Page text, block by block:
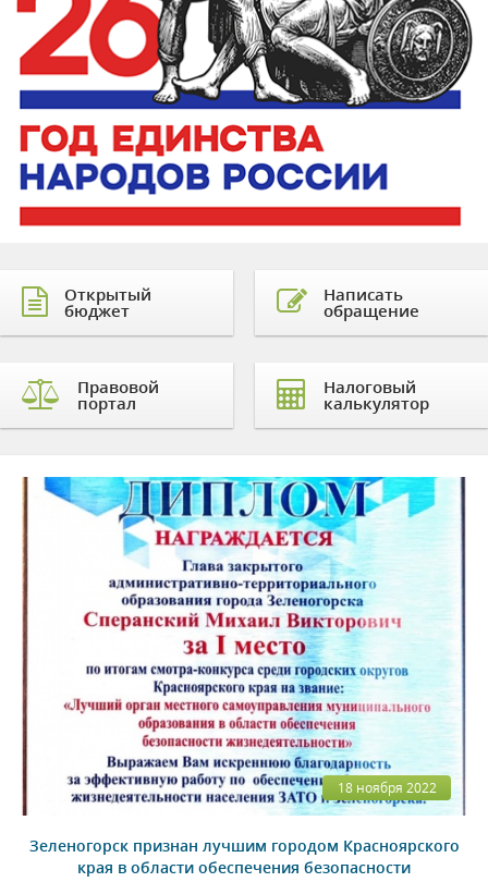
Открытый
бюджет
Правовой
портал
Написать
обращение
Налоговый
калькулятор
18 ноября 2022
Зеленогорск признан лучшим городом Красноярского
края в области обеспечения безопасности